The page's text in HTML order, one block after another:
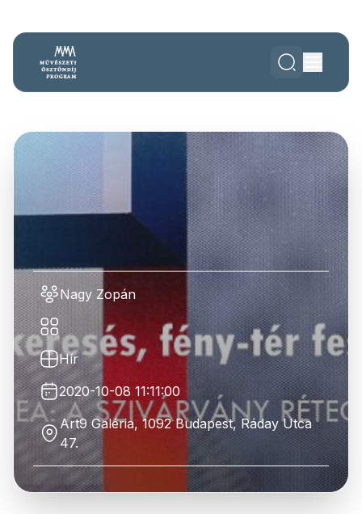
Nagy Zopán
Hír
2020-10-08 11:11:00
Art9 Galéria, 1092 Budapest, Ráday Utca
47.